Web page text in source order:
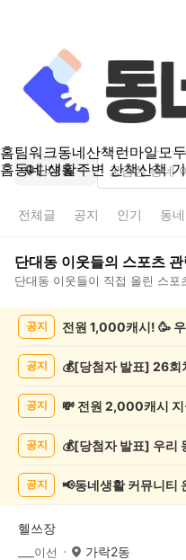
홈팀워크동네산책런마일모
홈동네 생활주변 산책산책
단대동
전체글 공지 인기 동
단대동 이웃들의 스포츠
단대동 이웃들이 직접 올린 스포
목
공지 전원 1,000캐시! 🥳
공지
공지
공지
공지 📢동네생활 커뮤니
헬쓰장
___이선 가락2동